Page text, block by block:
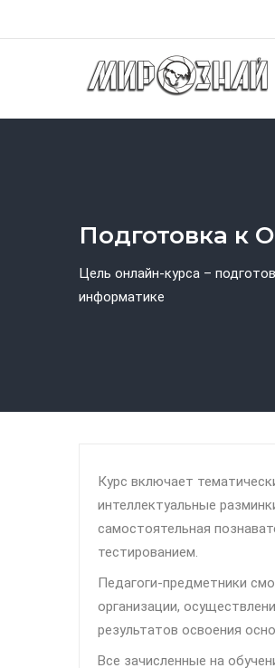
к
Подготовка к
Цель онлайн-курса –
информатике
Курс включает
интеллектуальные
самостоятельная
тестированием.
Педагоги-предметники
организации,
результатов освоения
Все зачисленные на